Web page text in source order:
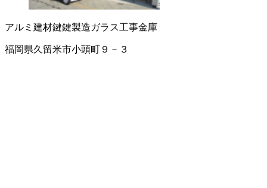
アルミ建材鍵鍵製造ガラス工事金庫
福岡県久留米市小頭町９－３